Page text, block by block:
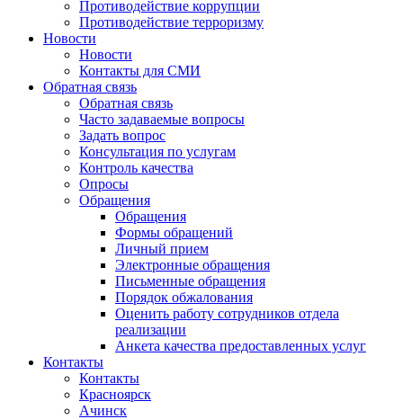
Противодействие коррупции
Противодействие терроризму
Новости
Новости
Контакты для СМИ
Обратная связь
Обратная связь
Часто задаваемые вопросы
Задать вопрос
Консультация по услугам
Контроль качества
Опросы
Обращения
Обращения
Формы обращений
Личный прием
Электронные обращения
Письменные обращения
Порядок обжалования
Оценить работу сотрудников отдела
реализации
Анкета качества предоставленных услуг
Контакты
Контакты
Красноярск
Ачинск